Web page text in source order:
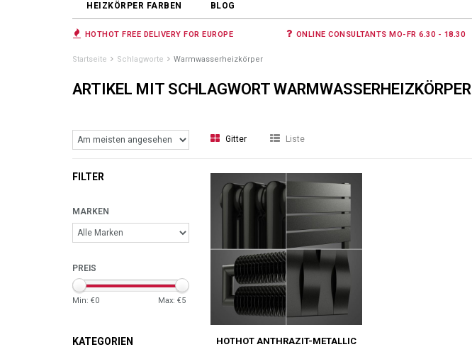
HEIZKÖRPER FARBEN BLOG
HOTHOT FREE DELIVERY FOR EUROPE ONLINE CONSULTANTS MO-FR 6.30 - 18.30
Startseite Schlagworte Warmwasserheizkörper
ARTIKEL MIT SCHLAGWORT WARMWASSERHEIZKÖRPER
Gitter Liste
FILTER
MARKEN
PREIS
Min: €0 Max: €5
KATEGORIEN
HOTHOT ANTHRAZIT-METALLIC